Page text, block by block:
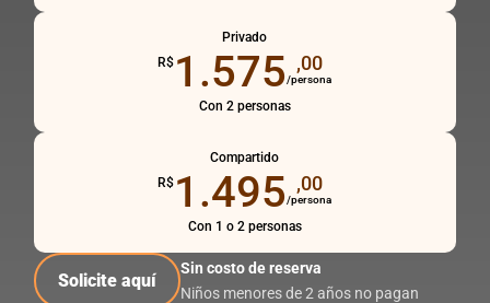
Privado
R$ 1.575 ,00
/persona
Con 2 personas
Compartido
R$ 1.495 ,00
/persona
Con 1 o 2 personas
Solicite aquí
Sin costo de reserva
Niños menores de 2 años no pagan